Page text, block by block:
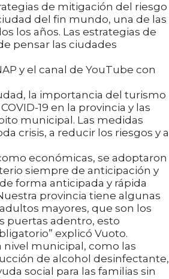
de mitigación del riesgo
del fin mundo, una de las
los años. Las estrategias de
pensar las ciudades
y el canal de YouTube con
la importancia del turismo
19 en la provincia y las
municipal. Las medidas
crisis, a reducir los riesgos y a
económicas, se adoptaron
siempre de anticipación y
forma anticipada y rápida
provincia tiene algunas
mayores, que son los
puertas adentro, esto
explicó Vuoto.
municipal, como las
de alcohol desinfectante,
social para las familias sin